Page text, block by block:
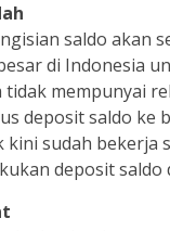
saldo akan
di Indonesia
mempunyai
deposit saldo ke
sudah bekerja
deposit saldo